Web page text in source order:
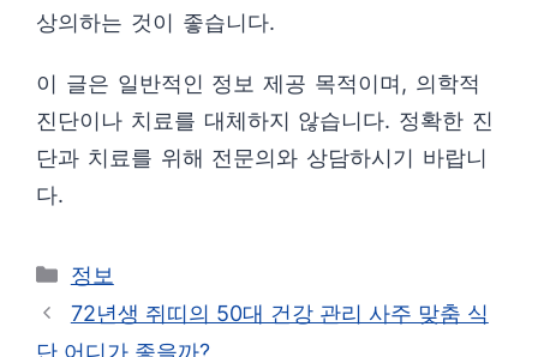
상의하는 것이 좋습니다.
이 글은 일반적인 정보 제공 목적이며, 의학적
진단이나 치료를 대체하지 않습니다. 정확한 진
단과 치료를 위해 전문의와 상담하시기 바랍니
다.
카
테
정보
72년생 쥐띠의 50대 건강 관리 사주 맞춤 식
단 어디가 좋을까?